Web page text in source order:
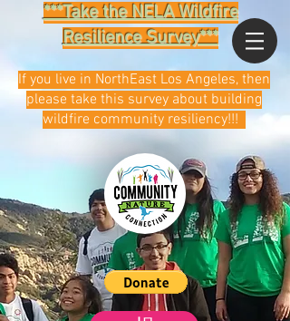
***Take the NELA Wildfire
Resilience Survey***
If you live in NorthEast Los Angeles, then
please take this survey about building
wildfire community resiliency!!!